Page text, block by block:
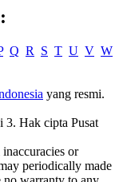
Q R S T U V W
yang resmi.
3. Hak cipta Pusat
or
periodically made